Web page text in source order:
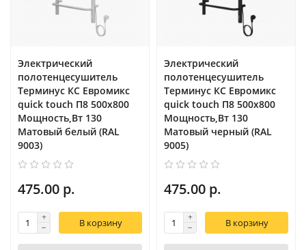
Электрический
полотенцесушитель
Терминус КС Евромикс
quick touch П8 500х800
Мощность,Вт 130
Матовый белый (RAL
9003)
475.00 р.
В корзину
Электрический
полотенцесушитель
Терминус КС Евромикс
quick touch П8 500х800
Мощность,Вт 130
Матовый черный (RAL
9005)
475.00 р.
В корзину